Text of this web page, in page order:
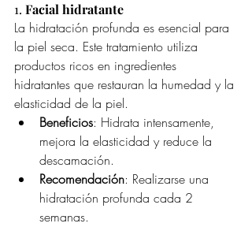
1. Facial hidratante
La hidratación profunda es esencial para
la piel seca. Este tratamiento utiliza
productos ricos en ingredientes
hidratantes que restauran la humedad y la
elasticidad de la piel.
Beneficios: Hidrata intensamente,
mejora la elasticidad y reduce la
descamación.
Recomendación: Realizarse una
hidratación profunda cada 2
semanas.